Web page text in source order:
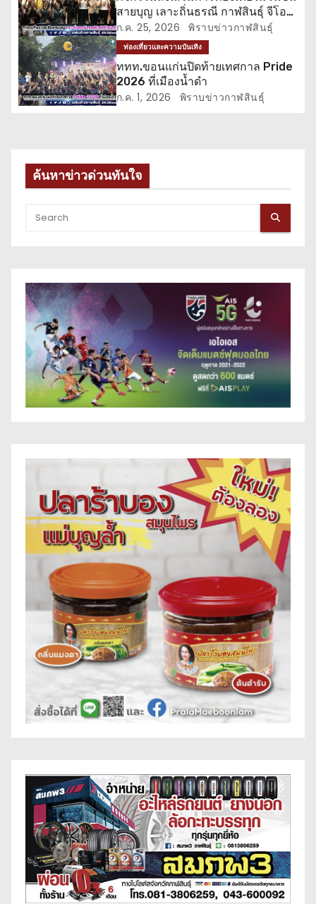
รื่
อ
ง
สายบุญ เลาะถิ่นธรณี กาฬสินธุ์ จีโอ
ปาร์ค
ก.ค. 25, 2026 พิราบข่าวกาฬสินธุ์
ท่องเที่ยวและความบันเทิง
ททท.ขอนแก่นปิดท้ายเทศกาล Pride
2026 ที่เมืองน้ำดำ
ก.ค. 1, 2026 พิราบข่าวกาฬสินธุ์
ค้นหาข่าวด่วนทันใจ